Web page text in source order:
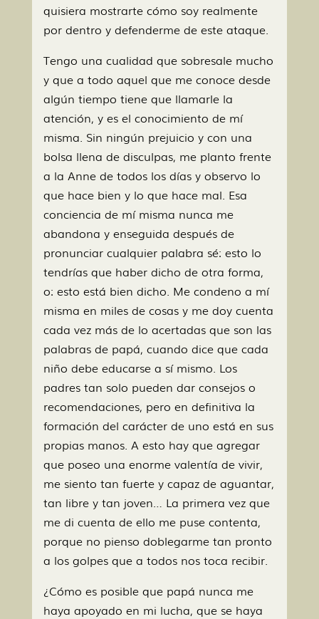
quisiera mostrarte cómo soy realmente
por dentro y defenderme de este ataque.
Tengo una cualidad que sobresale mucho
y que a todo aquel que me conoce desde
algún tiempo tiene que llamarle la
atención, y es el conocimiento de mí
misma. Sin ningún prejuicio y con una
bolsa llena de disculpas, me planto frente
a la Anne de todos los días y observo lo
que hace bien y lo que hace mal. Esa
conciencia de mí misma nunca me
abandona y enseguida después de
pronunciar cualquier palabra sé: esto lo
tendrías que haber dicho de otra forma,
o: esto está bien dicho. Me condeno a mí
misma en miles de cosas y me doy cuenta
cada vez más de lo acertadas que son las
palabras de papá, cuando dice que cada
niño debe educarse a sí mismo. Los
padres tan solo pueden dar consejos o
recomendaciones, pero en definitiva la
formación del carácter de uno está en sus
propias manos. A esto hay que agregar
que poseo una enorme valentía de vivir,
me siento tan fuerte y capaz de aguantar,
tan libre y tan joven… La primera vez que
me di cuenta de ello me puse contenta,
porque no pienso doblegarme tan pronto
a los golpes que a todos nos toca recibir.
¿Cómo es posible que papá nunca me
haya apoyado en mi lucha, que se haya